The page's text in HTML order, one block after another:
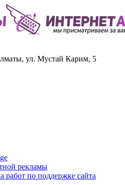
ул. Мустай Карим, 5
рекламы
работ по поддержке сайта